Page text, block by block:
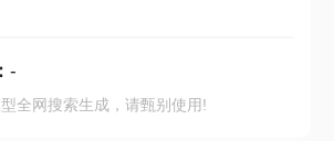
-
全网搜索生成，请甄别使用!